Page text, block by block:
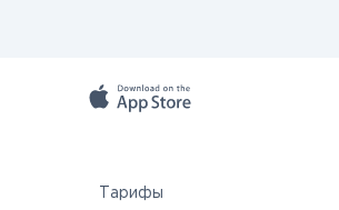
Тарифы